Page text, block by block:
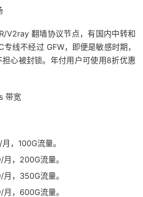
V2ray 翻墙协议节点，有国内中转和
线不经过 GFW，即便是敏感时期，
心被封锁。年付用户可使用8折优惠
带宽
，100G流量。
，200G流量。
，350G流量。
，600G流量。